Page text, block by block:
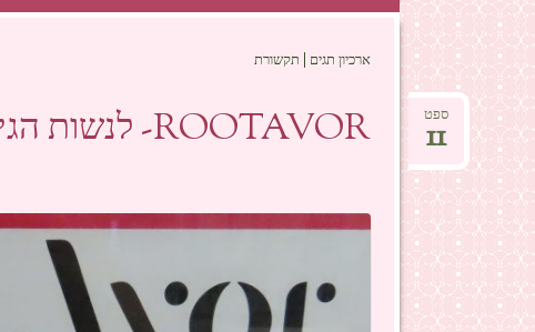
ארכיון תגים | תקשורת
ROOTAVOR- לנשות הגיל שמותר להתחיל! ספט
11